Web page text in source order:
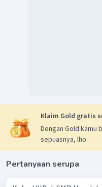
Klaim Gold gratis
Dengan Gold kamu
sepuasnya, lho.
Pertanyaan serupa